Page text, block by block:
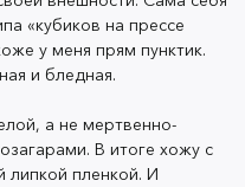
жидкая, для меня
отличие от
за 30 секунд, не
«кубиков на прессе
у меня прям пунктик.
и бледная.
а не мертвенно-
В итоге хожу с
липкой пленкой. И